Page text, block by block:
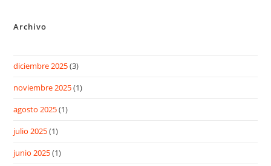
Archivo
diciembre 2025(3)
noviembre 2025(1)
agosto 2025(1)
julio 2025(1)
junio 2025(1)